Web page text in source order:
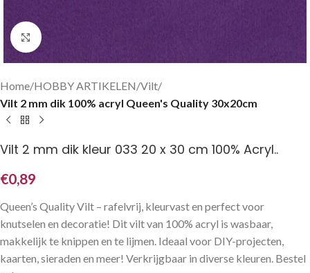
Klik om te vergroten
Home HOBBY ARTIKELEN Vilt
Vilt 2 mm dik 100% acryl Queen's Quality 30x20cm
Vilt 2 mm dik kleur 033 20 x 30 cm 100% Acryl..
€0,89
Queen’s Quality Vilt – rafelvrij, kleurvast en perfect voor
knutselen en decoratie! Dit vilt van 100% acryl is wasbaar,
makkelijk te knippen en te lijmen. Ideaal voor DIY-projecten,
kaarten, sieraden en meer! Verkrijgbaar in diverse kleuren. Bestel